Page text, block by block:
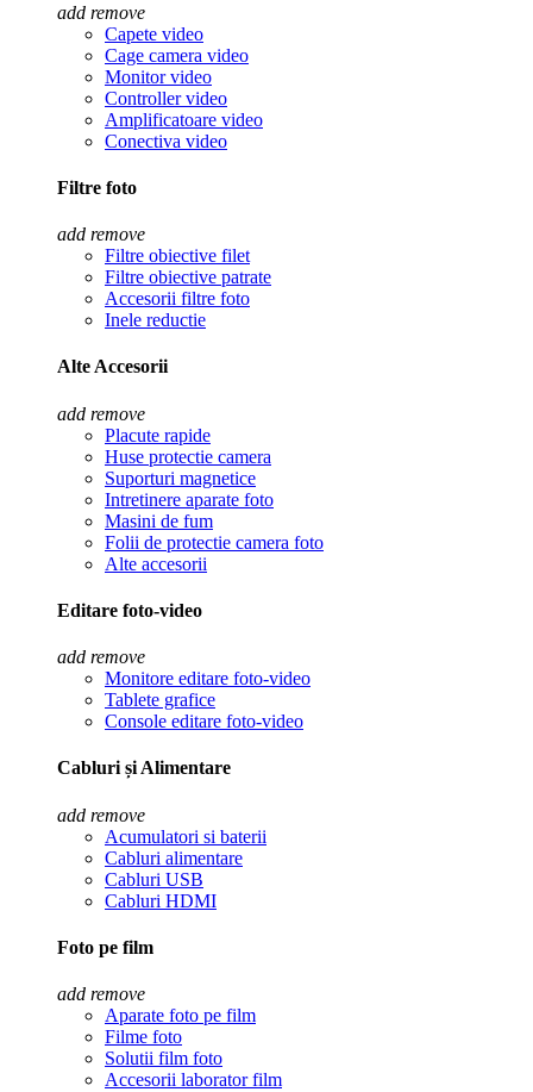
add remove
Capete video
Cage camera video
Monitor video
Controller video
Amplificatoare video
Conectiva video
Filtre foto
add remove
Filtre obiective filet
Filtre obiective patrate
Accesorii filtre foto
Inele reductie
Alte Accesorii
add remove
Placute rapide
Huse protectie camera
Suporturi magnetice
Intretinere aparate foto
Masini de fum
Folii de protectie camera foto
Alte accesorii
Editare foto-video
add remove
Monitore editare foto-video
Tablete grafice
Console editare foto-video
Cabluri și Alimentare
add remove
Acumulatori si baterii
Cabluri alimentare
Cabluri USB
Cabluri HDMI
Foto pe film
add remove
Aparate foto pe film
Filme foto
Solutii film foto
Accesorii laborator film